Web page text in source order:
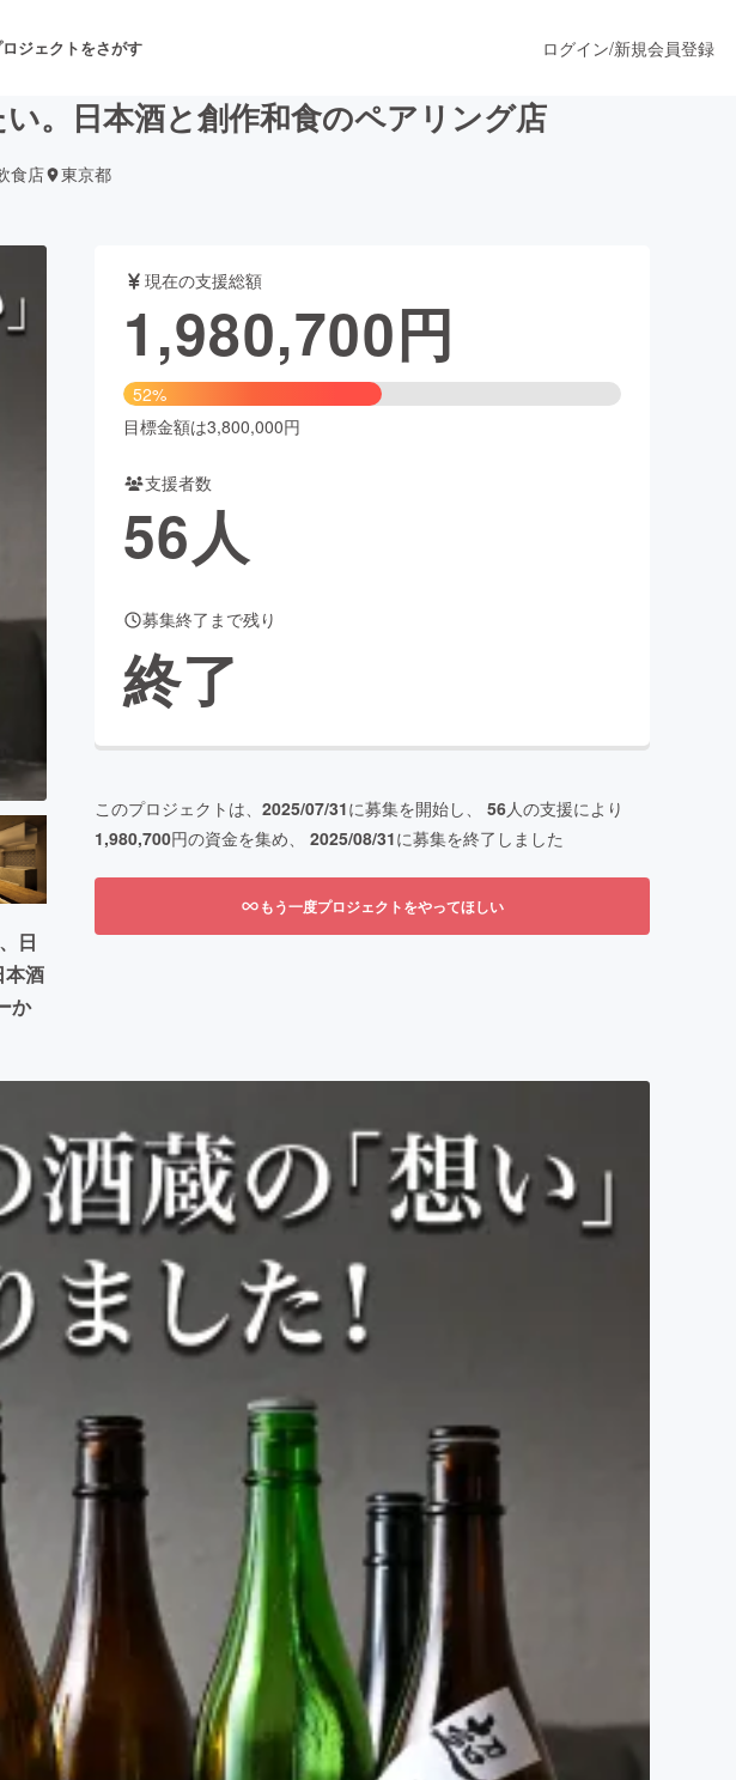
ジェクトをさがす
舞台・パフォーマンス
ファッション
ビューティー・ヘルスケア
Creation
ログイン/新規会員登録
。日本酒と創作和食のペアリング店
食店 東京都
日
本酒
か
現在の支援総額
1,980,700円
52%
目標金額は3,800,000円
支援者数
56人
募集終了まで残り
終了
このプロジェクトは、 2025/07/31に募集を開始し、 56人の支援により
1,980,700円の資金を集め、 2025/08/31に募集を終了しました
もう一度プロジェクトをやってほしい